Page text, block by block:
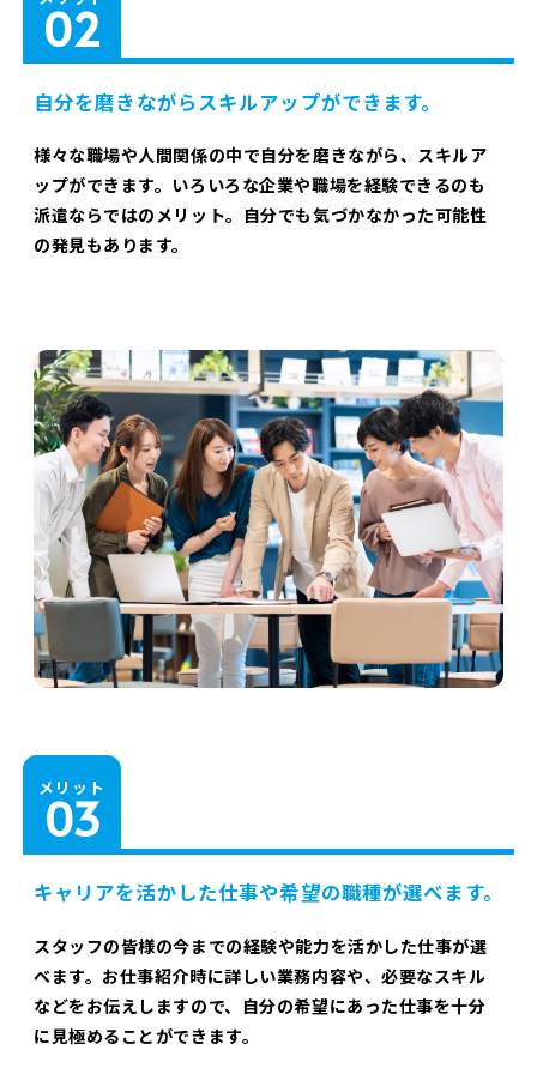
自分を磨きながらスキルアップができます。
様々な職場や人間関係の中で自分を磨きながら、スキルア
ップができます。いろいろな企業や職場を経験できるのも
派遣ならではのメリット。自分でも気づかなかった可能性
の発見もあります。
メリット
キャリアを活かした仕事や希望の職種が選べます。
スタッフの皆様の今までの経験や能力を活かした仕事が選
べます。お仕事紹介時に詳しい業務内容や、必要なスキル
などをお伝えしますので、自分の希望にあった仕事を十分
に見極めることができます。